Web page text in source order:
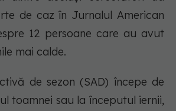
de caz în Jurnalul American
12 persoane care au avut
mai calde.
de sezon (SAD) începe de
toamnei sau la începutul iernii,